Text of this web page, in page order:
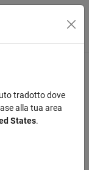
tradotto dove
alla tua area
States.